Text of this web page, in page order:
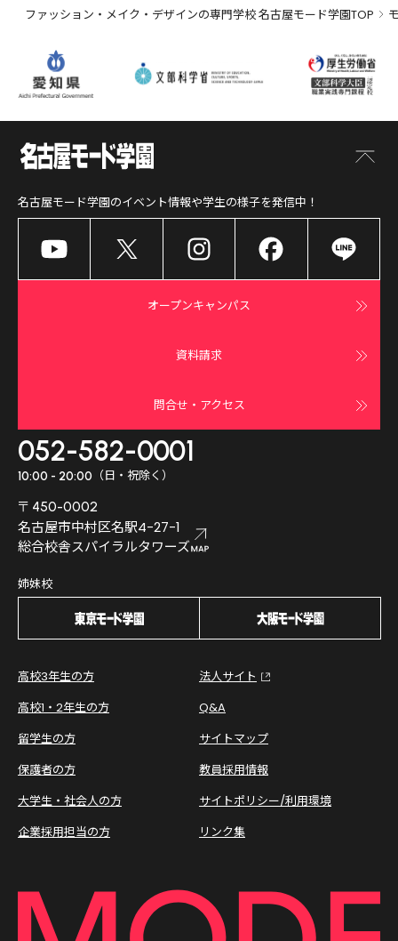
ファッション・メイク・デザインの専門学校 名古屋モード学園TOP
名古屋モード学園のイベント情報や学生の様子を発信中！
オープンキャンパス
資料請求
問合せ・アクセス
052-582-0001
10:00 - 20:00 （日・祝除く）
〒450-0002
名古屋市中村区名駅4-27-1
総合校舎スパイラルタワーズ
姉妹校
高校3年生の方
高校1・2年生の方
留学生の方
保護者の方
大学生・社会人の方
企業採用担当の方
法人サイト
Q&A
サイトマップ
教員採用情報
サイトポリシー/利用環境
リンク集